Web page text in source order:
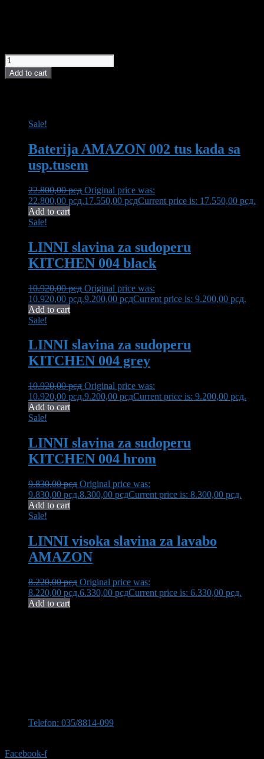
Add to cart
Sale!
Baterija AMAZON 002 tus kada sa
usp.tusem
22.800,00рсд Original price was:
22.800,00 рсд.17.550,00 рсдCurrent price is: 17.550,00 рсд.
Add to cart
Sale!
LINNI slavina za sudoperu
KITCHEN 004 black
10.920,00рсд Original price was:
10.920,00 рсд.9.200,00 рсдCurrent price is: 9.200,00 рсд.
Add to cart
Sale!
LINNI slavina za sudoperu
KITCHEN 004 grey
10.920,00рсд Original price was:
10.920,00 рсд.9.200,00 рсдCurrent price is: 9.200,00 рсд.
Add to cart
Sale!
LINNI slavina za sudoperu
KITCHEN 004 hrom
9.830,00рсд Original price was:
9.830,00 рсд.8.300,00 рсдCurrent price is: 8.300,00 рсд.
Add to cart
Sale!
LINNI visoka slavina za lavabo
AMAZON
8.220,00рсд Original price was:
8.220,00 рсд.6.330,00 рсдCurrent price is: 6.330,00 рсд.
Add to cart
Telefon: 035/8814-099
Facebook-f